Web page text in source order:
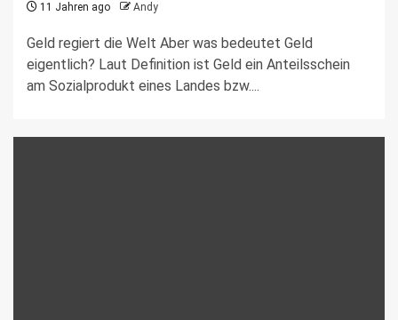
11 Jahren ago Andy
Geld regiert die Welt Aber was bedeutet Geld
eigentlich? Laut Definition ist Geld ein Anteilsschein
am Sozialprodukt eines Landes bzw....